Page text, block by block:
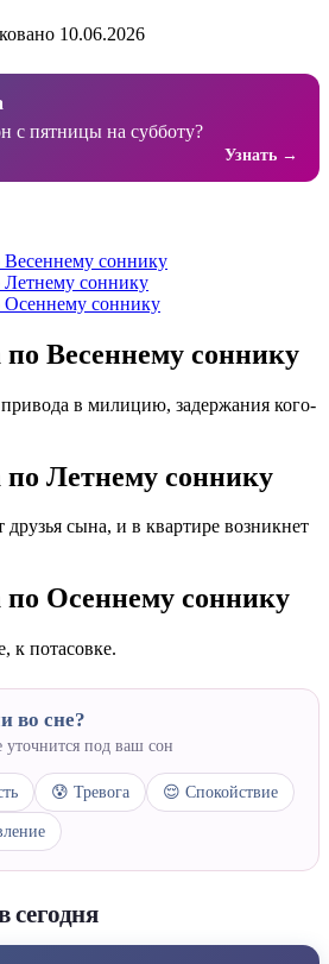
10.06.2026
с пятницы на субботу?
Узнать →
соннику
соннику
соннику
Весеннему соннику
в милицию, задержания кого-
Летнему соннику
сына, и в квартире возникнет
Осеннему соннику
к потасовке.
во сне?
под ваш сон
😰 Тревога 😌 Спокойствие
сегодня